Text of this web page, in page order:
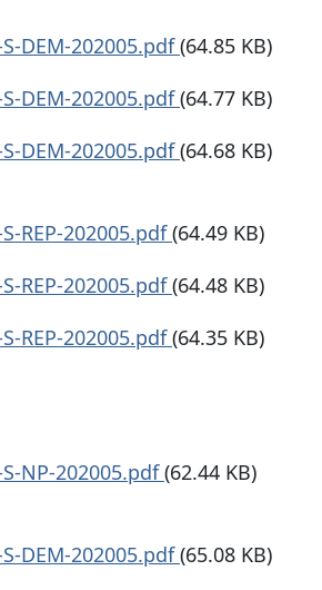
DEM-202005.pdf(64.85 KB)
DEM-202005.pdf(64.77 KB)
DEM-202005.pdf(64.68 KB)
REP-202005.pdf(64.49 KB)
REP-202005.pdf(64.48 KB)
REP-202005.pdf(64.35 KB)
NP-202005.pdf(62.44 KB)
DEM-202005.pdf(65.08 KB)